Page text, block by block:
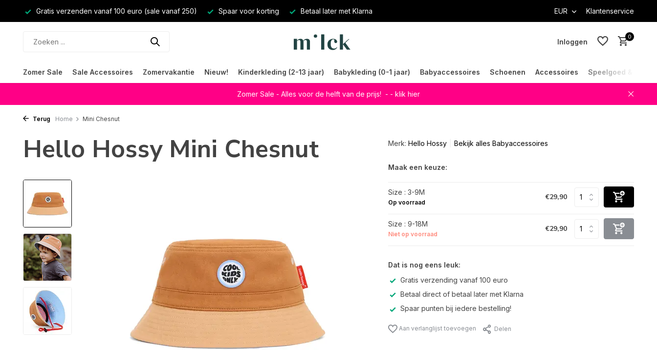
Gratis verzenden vanaf 100 euro (sale vanaf 250) Spaar voor korting Betaal later met Klarna EUR Klantenservice
Inloggen
0
Zomer Sale Sale Accessoires Zomervakantie Nieuw! Kinderkleding (2-13 jaar) Babykleding (0-1 jaar) Babyaccessoires Schoenen Accessoires Speelgoed &
Zomer Sale - Alles voor de helft van de prijs! - - klik hier
Terug Home Mini Chesnut
Hello Hossy Mini Chesnut Merk: Hello Hossy Bekijk alles Babyaccessoires
Maak een keuze:
Size : 3-9M
Op voorraad
€29,90
Size : 9-18M
Niet op voorraad
€29,90
Dat is nog eens leuk:
Gratis verzending vanaf 100 euro
Betaal direct of betaal later met Klarna
Spaar punten bij iedere bestelling!
Aan verlanglijst toevoegen Delen